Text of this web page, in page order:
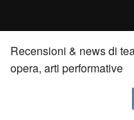
Home
Recensioni
Recensioni & news di
opera, arti performative